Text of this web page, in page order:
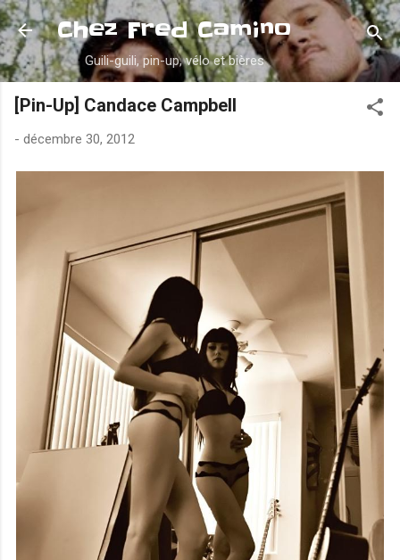
Accéder au contenu principal
Chez Fred Camino
Guili-guili, pin-up, vélo et bières
[Pin-Up] Candace Campbell
- décembre 30, 2012